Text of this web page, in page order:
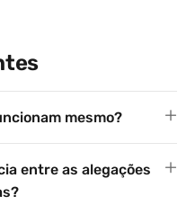
mesmo?
entre as alegações